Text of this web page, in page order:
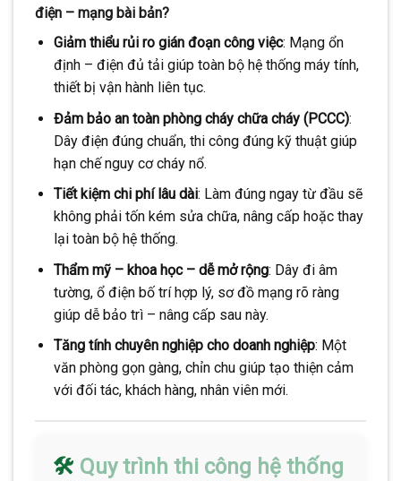
điện – mạng bài bản?
Giảm thiểu rủi ro gián đoạn công việc: Mạng ổn
định – điện đủ tải giúp toàn bộ hệ thống máy tính,
thiết bị vận hành liên tục.
Đảm bảo an toàn phòng cháy chữa cháy (PCCC):
Dây điện đúng chuẩn, thi công đúng kỹ thuật giúp
hạn chế nguy cơ cháy nổ.
Tiết kiệm chi phí lâu dài: Làm đúng ngay từ đầu sẽ
không phải tốn kém sửa chữa, nâng cấp hoặc thay
lại toàn bộ hệ thống.
Thẩm mỹ – khoa học – dễ mở rộng: Dây đi âm
tường, ổ điện bố trí hợp lý, sơ đồ mạng rõ ràng
giúp dễ bảo trì – nâng cấp sau này.
Tăng tính chuyên nghiệp cho doanh nghiệp: Một
văn phòng gọn gàng, chỉn chu giúp tạo thiện cảm
với đối tác, khách hàng, nhân viên mới.
🛠️ Quy trình thi công hệ thống